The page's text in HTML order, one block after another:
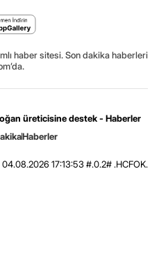
haber sitesi. Son dakika haberleri
üreticisine destek - Haberler
Haberler
04.08.2026 17:13:53 #.0.2# .HCFOK.